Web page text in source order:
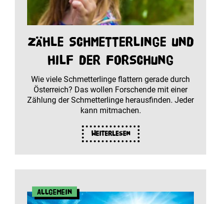
Zähle Schmetterlinge und
hilf der Forschung
Wie viele Schmetterlinge flattern gerade durch
Österreich? Das wollen Forschende mit einer
Zählung der Schmetterlinge herausfinden. Jeder
kann mitmachen.
Weiterlesen
Allgemein